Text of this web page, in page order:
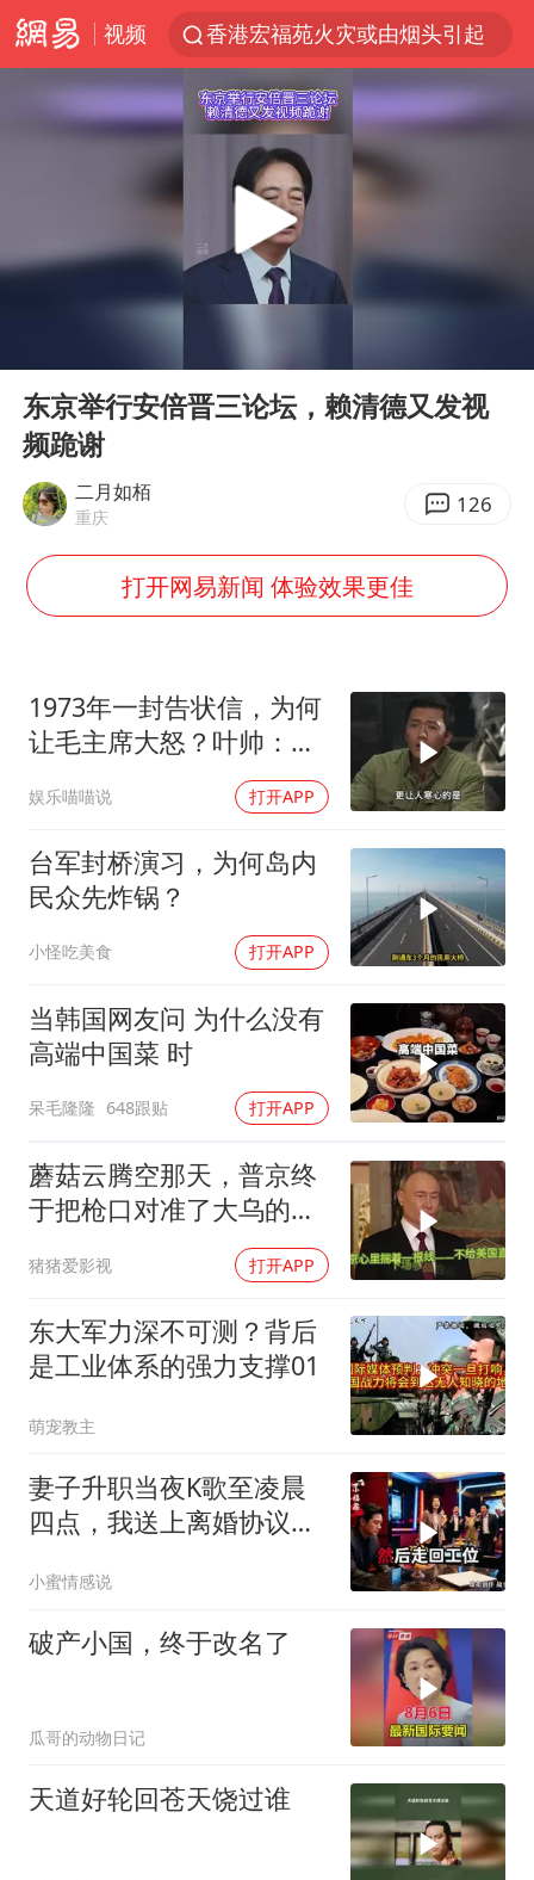
视频
香港宏福苑火灾或由烟头引起
浙江台州《告全体市民书》
四川宜宾3.4级地震
多所高校取消艺考
店主称换“青海拉面”招牌后生意更好
22岁女生独闯南太行失联12天
新疆沙雅县发生4.5级地震
微信新功能：你可以“撤回”你的撤回
习近平心系体育强国建设
Play
东京举行安倍晋三论坛，赖清德又发视
频跪谢
二月如栢
重庆 126
打开网易新闻 体验效果更佳
1973年一封告状信，为何
让毛主席大怒？叶帅：杀
娱乐喵喵说 打开APP
台军封桥演习，为何岛内
民众先炸锅？
小怪吃美食 打开APP
当韩国网友问 为什么没有
高端中国菜 时
呆毛隆隆 648跟贴 打开APP
蘑菇云腾空那天，普京终
于把枪口对准了大乌的军
猪猪爱影视 打开APP
东大军力深不可测？背后
是工业体系的强力支撑01
萌宠教主
妻子升职当夜K歌至凌晨
四点，我送上离婚协议果
口：我们谈谈
小蜜情感说
破产小国，终于改名了
瓜哥的动物日记
天道好轮回苍天饶过谁